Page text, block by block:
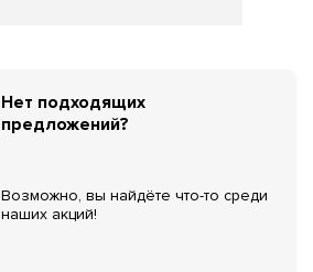
Нет подходящих
предложений?
Возможно, вы найдёте что-то среди
наших акций!